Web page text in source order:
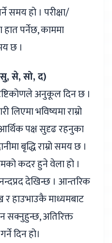
समय हो । परीक्षा/
पर्नेछ, काममा
छ ।
से, सो, द)
दृष्टिकोणले अनुकूल दिन छ ।
भविष्यमा राम्रो
पक्ष सुदृढ रहनुका
बृद्धि राम्रो समय छ ।
कदर हुने वेला हो ।
देखिन्छ । आन्तरिक
र हाउभाउकै माध्यमबाट
अतिरिक्त
दिन हो।